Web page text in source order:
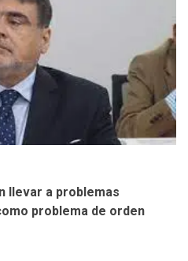
llevar a problemas
problema de orden